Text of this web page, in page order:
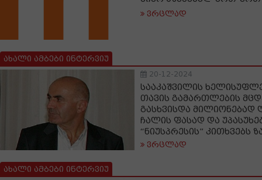
ვრცლად
ახალი ამბები ინტერვიუ
20-12-2024
სააკაშვილის
თავის გამართლების
გასხვისდა მილიონებად
ჩალის ფასად და
“ნიუსპრესის” კითხვებს
ვრცლად
ახალი ამბები ინტერვიუ